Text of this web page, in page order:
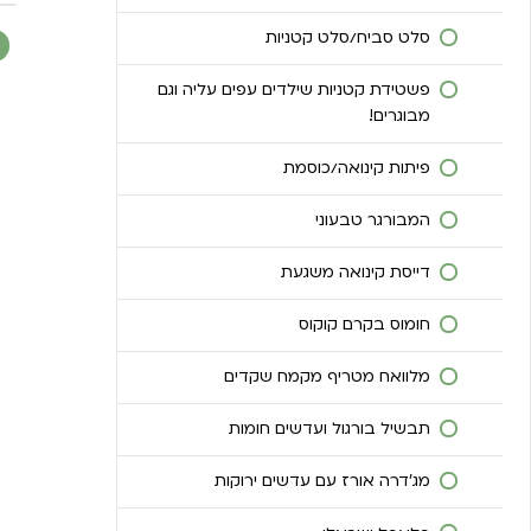
סלט מיקי סופר פוד
פרנצ’ טוסט (נשארה חלה בשבת בדיוק
כריך פינוקים, כשאין רעיונות מה לאכול –
בוטנים
קלחי תירס + סלט ירקות, ילדים עפים על
מעבר למוצקים)
לזניה משגעת מדפי אורז
סלט סביח/סלט קטניות
פשטידת קטניות שילדים עפים עליה וגם
מבוגרים!
פיתות קינואה/כוסמת
המבורגר טבעוני
דייסת קינואה משגעת
חומוס בקרם קוקוס
מלוואח מטריף מקמח שקדים
תבשיל בורגול ועדשים חומות
מג’דרה אורז עם עדשים ירוקות